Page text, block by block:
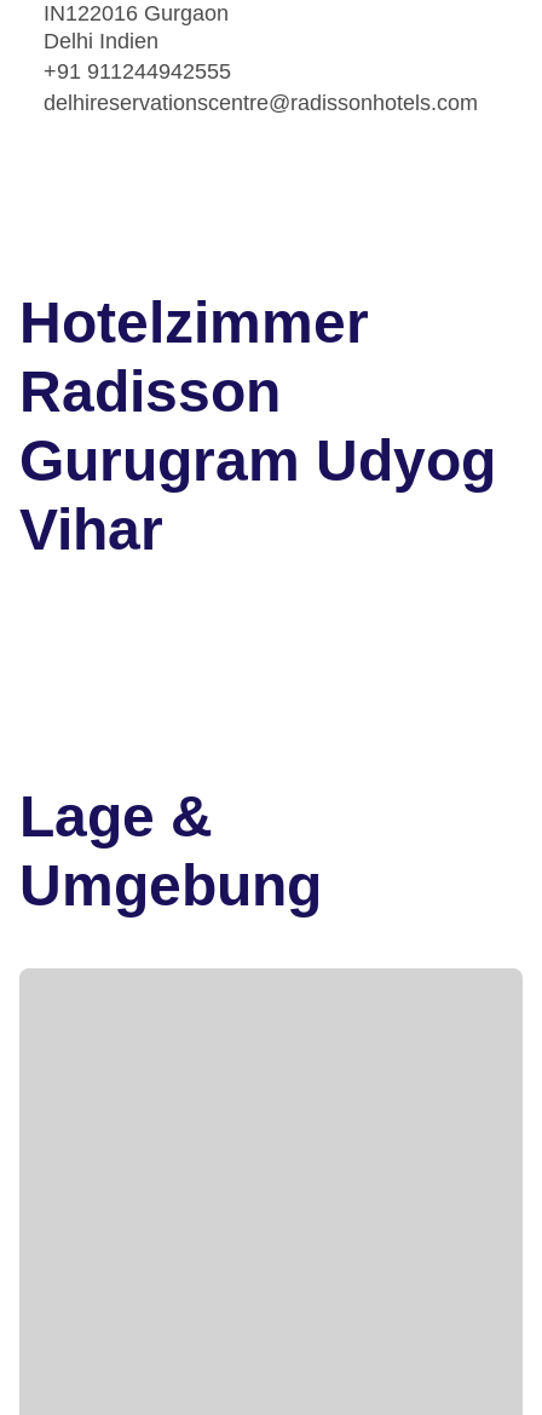
IN122016 Gurgaon
Delhi Indien
+91 911244942555
delhireservationscentre@radissonhotels.com
Hotelzimmer
Radisson
Gurugram Udyog
Vihar
Lage &
Umgebung